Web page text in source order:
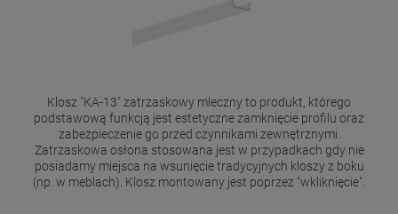
Klosz "KA-13" zatrzaskowy mleczny to produkt, którego
podstawową funkcją jest estetyczne zamknięcie profilu oraz
zabezpieczenie go przed czynnikami zewnętrznymi.
Zatrzaskowa osłona stosowana jest w przypadkach gdy nie
posiadamy miejsca na wsunięcie tradycyjnych kloszy z boku
(np. w meblach). Klosz montowany jest poprzez "wkliknięcie".